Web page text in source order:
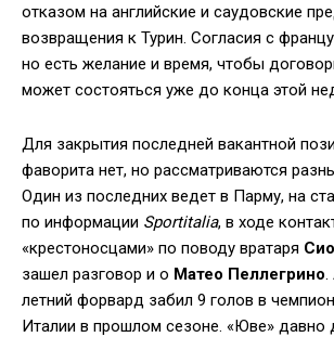
отказом на английские и саудовские
возвращения к Турин. Согласия с
но есть желание и время, чтобы
может состояться уже до конца этой
Для закрытия последней вакантной
фаворита нет, но рассматриваются
Один из последних ведет в Парму, на
по информации Sportitalia, в ходе
«крестоносцами» по поводу вратаря
зашел разговор и о Матео Пеллегрино.
летний форвард забил 9 голов в
Италии в прошлом сезоне. «Юве» давно